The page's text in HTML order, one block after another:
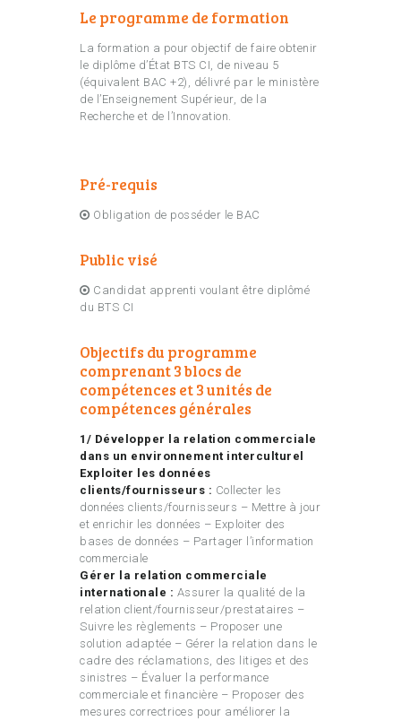
Le programme de formation
La formation a pour objectif de faire obtenir
le diplôme d’État BTS CI, de niveau 5
(équivalent BAC +2), délivré par le ministère
de l’Enseignement Supérieur, de la
Recherche et de l’Innovation.
Pré-requis
Obligation de posséder le BAC
Public visé
Candidat apprenti voulant être diplômé
du BTS CI
Objectifs du programme
comprenant 3 blocs de
compétences et 3 unités de
compétences générales
1/ Développer la relation commerciale
dans un environnement interculturel
Exploiter les données
clients/fournisseurs : Collecter les
données clients/fournisseurs – Mettre à jour
et enrichir les données – Exploiter des
bases de données – Partager l’information
commerciale
Gérer la relation commerciale
internationale : Assurer la qualité de la
relation client/fournisseur/prestataires –
Suivre les règlements – Proposer une
solution adaptée – Gérer la relation dans le
cadre des réclamations, des litiges et des
sinistres – Évaluer la performance
commerciale et financière – Proposer des
mesures correctrices pour améliorer la